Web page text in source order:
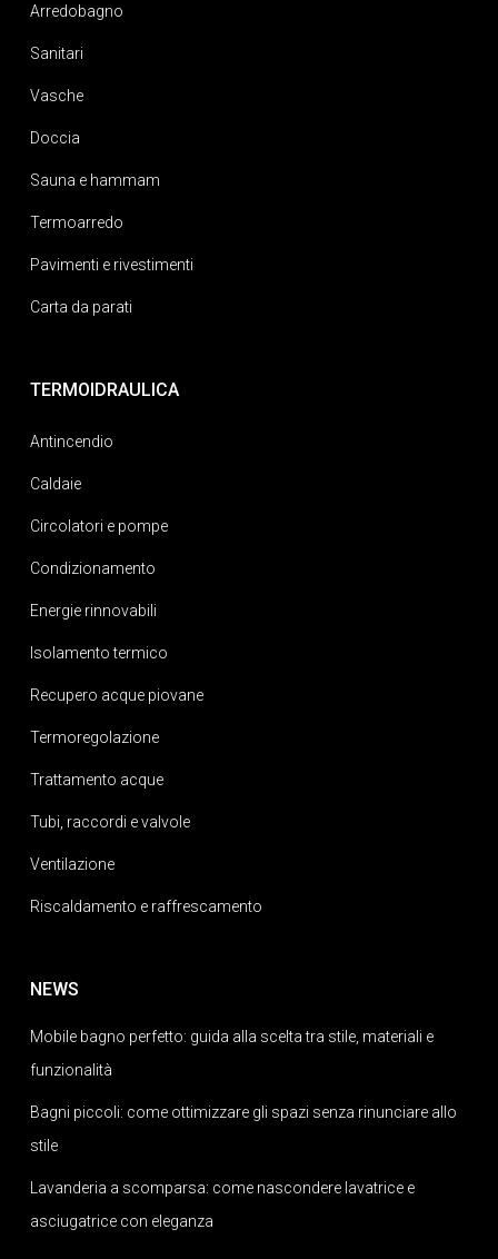
Arredobagno
Sanitari
Vasche
Doccia
Sauna e hammam
Termoarredo
Pavimenti e rivestimenti
Carta da parati
TERMOIDRAULICA
Antincendio
Caldaie
Circolatori e pompe
Condizionamento
Energie rinnovabili
Isolamento termico
Recupero acque piovane
Termoregolazione
Trattamento acque
Tubi, raccordi e valvole
Ventilazione
Riscaldamento e raffrescamento
NEWS
Mobile bagno perfetto: guida alla scelta tra stile, materiali e
funzionalità
Bagni piccoli: come ottimizzare gli spazi senza rinunciare allo
stile
Lavanderia a scomparsa: come nascondere lavatrice e
asciugatrice con eleganza